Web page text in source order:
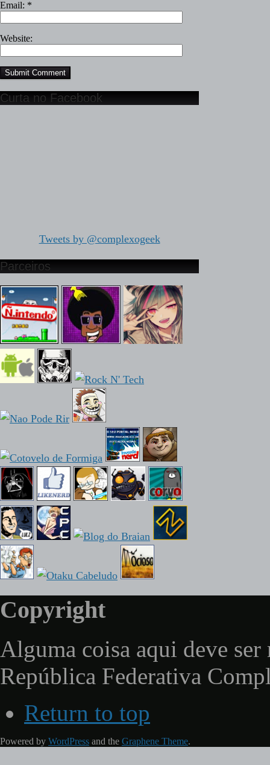
Email: *
Website:
Curta no Facebook
Tweets by @complexogeek
Parceiros
Copyright
Alguma coisa aqui deve ser
República Federativa
Return to top
Powered by WordPress and the Graphene Theme.